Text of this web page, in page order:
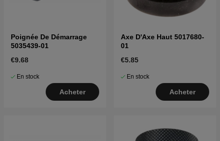
Poignée De Démarrage
5035439-01
€9.68
En stock
Acheter
Axe D'Axe Haut 5017680-
01
€5.85
En stock
Acheter